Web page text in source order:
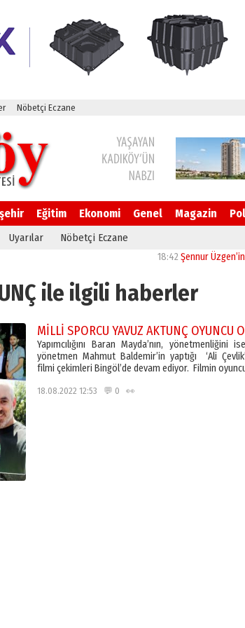
Nöbetçi Eczane
Eğitim Ekonomi Genel Magazin
Uyarılar Nöbetçi Eczane
Şennur Üzgen’in
ile ilgili haberler
MİLLİ SPORCU YAVUZ AKTUNÇ OYUNCU
Yapımcılığını Baran Mayda’nın, yönetmenliğini
yönetmen Mahmut Baldemir’in yaptığı ‘Ali
filmi çekimleri Bingöl’de devam ediyor. Filmin
18.08.2022 12:53 💬 0 👀